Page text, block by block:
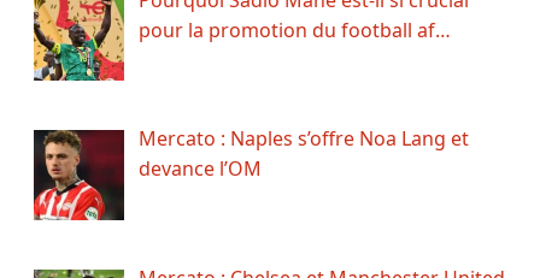
pour la promotion du football af…
Mercato : Naples s’offre Noa Lang et
devance l’OM